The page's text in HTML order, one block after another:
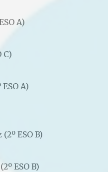
A)
C)
A)
ESO B)
ESO B)